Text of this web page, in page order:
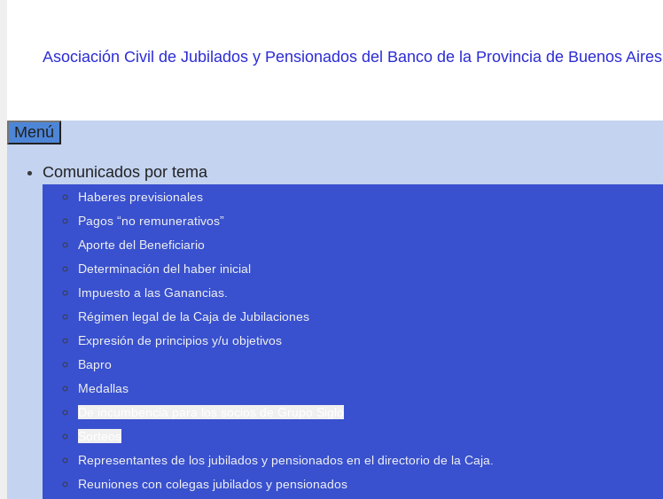
Asociación Civil de Jubilados y Pensionados del Banco de la Provincia de Buenos Aires
Menú
Comunicados por tema
Haberes previsionales
Pagos “no remunerativos”
Aporte del Beneficiario
Determinación del haber inicial
Impuesto a las Ganancias.
Régimen legal de la Caja de Jubilaciones
Expresión de principios y/u objetivos
Bapro
Medallas
Representantes de los jubilados y pensionados en el directorio de la Caja.
Reuniones con colegas jubilados y pensionados